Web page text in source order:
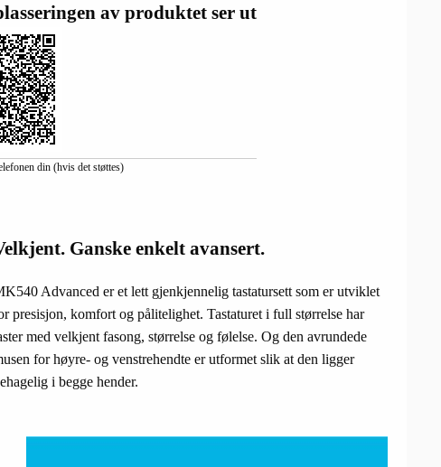
av produktet ser ut
din (hvis det støttes)
Ganske enkelt avansert.
Advanced er et lett gjenkjennelig tastatursett som er utviklet
presisjon, komfort og pålitelighet. Tastaturet i full størrelse har
med velkjent fasong, størrelse og følelse. Og den avrundede
for høyre- og venstrehendte er utformet slik at den ligger
i begge hender.